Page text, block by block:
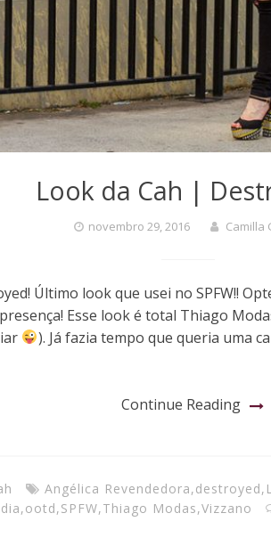
Look da Cah |
novembro 29, 2016 Camilla
Último look que usei no SPFW!!
Esse look é total Thiago
). Já fazia tempo que queria uma
Continue Reading
Angélica Revendedora,destroyed,
dia,ootd,SPFW,Thiago Modas,Vizzano